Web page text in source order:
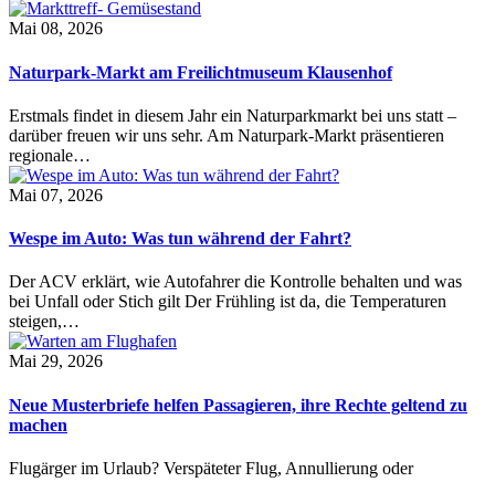
Mai 08, 2026
Naturpark-Markt am Freilichtmuseum Klausenhof
Erstmals findet in diesem Jahr ein Naturparkmarkt bei uns statt –
darüber freuen wir uns sehr. Am Naturpark-Markt präsentieren
regionale…
Mai 07, 2026
Wespe im Auto: Was tun während der Fahrt?
Der ACV erklärt, wie Autofahrer die Kontrolle behalten und was
bei Unfall oder Stich gilt Der Frühling ist da, die Temperaturen
steigen,…
Mai 29, 2026
Neue Musterbriefe helfen Passagieren, ihre Rechte geltend zu
machen
Flugärger im Urlaub? Verspäteter Flug, Annullierung oder